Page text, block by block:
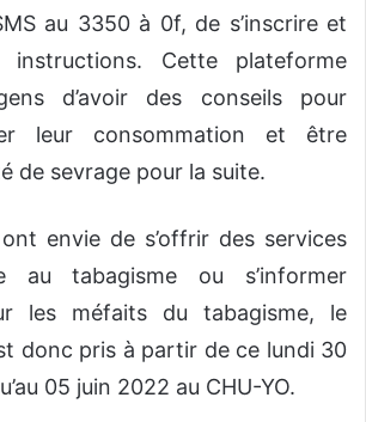
au 3350 à 0f, de s’inscrire et
Cette plateforme
d’avoir des conseils pour
leur consommation et être
de sevrage pour la suite.
envie de s’offrir des services
au tabagisme ou s’informer
les méfaits du tabagisme, le
donc pris à partir de ce lundi 30
05 juin 2022 au CHU-YO.